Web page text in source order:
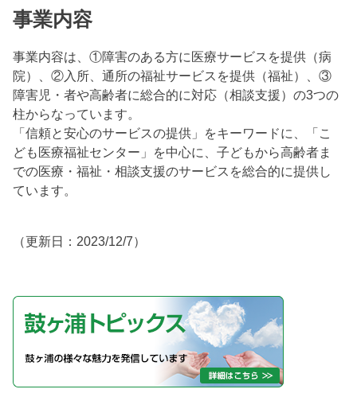
事業内容
事業内容は、①障害のある方に医療サービスを提供（病
院）、②入所、通所の福祉サービスを提供（福祉）、③
障害児・者や高齢者に総合的に対応（相談支援）の3つの
柱からなっています。
「信頼と安心のサービスの提供」をキーワードに、「こ
ども医療福祉センター」を中心に、子どもから高齢者ま
での医療・福祉・相談支援のサービスを総合的に提供し
ています。
（更新日：2023/12/7）